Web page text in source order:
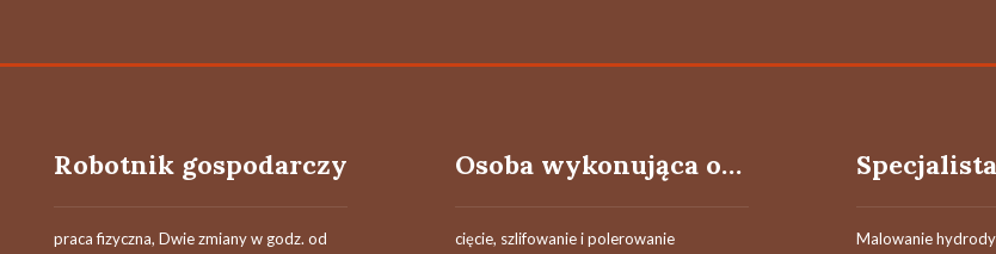
Robotnik gospodarczy
praca fizyczna, Dwie zmiany w godz. od
Osoba wykonująca obróbkę kamienia
cięcie, szlifowanie i polerowanie
Malowanie